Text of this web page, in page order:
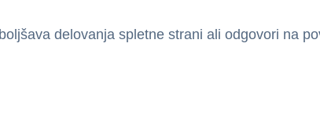
delovanja spletne strani ali odgovori na